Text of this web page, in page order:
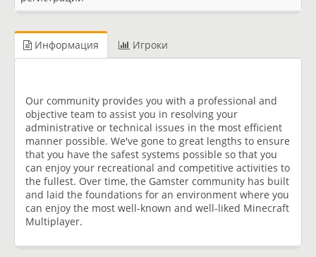
Информация Игроки
Our community provides you with a professional and
objective team to assist you in resolving your
administrative or technical issues in the most efficient
manner possible. We've gone to great lengths to ensure
that you have the safest systems possible so that you
can enjoy your recreational and competitive activities to
the fullest. Over time, the Gamster community has built
and laid the foundations for an environment where you
can enjoy the most well-known and well-liked Minecraft
Multiplayer.